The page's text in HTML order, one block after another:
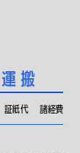
搬
証紙代 ​諸経費